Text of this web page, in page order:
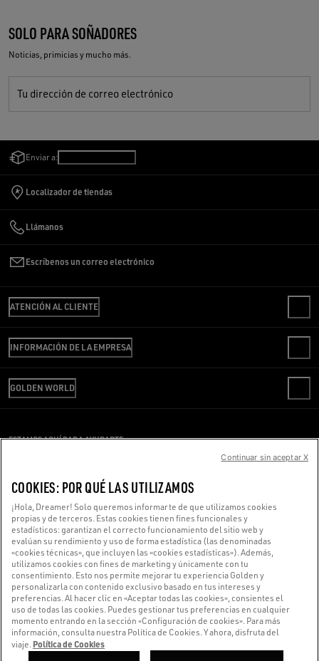
SOLO PARA SOÑADORES
Noticias, primicias y mucho más.
Tu dirección de correo electrónico
Enviar a:
Localizador de tiendas
Llámanos
Escríbenos un correo electrónico
ATENCIÓN AL CLIENTE
PREGUNTAS FRECUENTES
REVISA TU PEDIDO
ENVÍO
DEVOLUCIONES
GUÍA DE TALLAS
INFORMACIÓN DE LA EMPRESA
CÓDIGO ÉTICO
SOSTENIBILIDAD
OFICINA DE PRENSA
GOLDEN WORLD
COOKIES
CONFIGURACIÓN DE COOKIES
ESTAMOS AQUÍ PARA AYUDARTE
¿Estás usando un lector de pantalla y estás teniendo problemas?
Ponte en contacto con nosotros
Hecho con ❤ en Venecia.
Golden Goose S.p.A. ©2026 - Todos los derechos reservados.Más información
COOKIES: POR QUÉ LAS UTILIZAMOS
¡Hola, Dreamer! Solo queremos informarte de que utilizamos cookies
propias y de terceros. Estas cookies tienen fines funcionales y
estadísticos: garantizan el correcto funcionamiento del sitio web y
evalúan su rendimiento y uso de forma estadística (las denominadas
«cookies técnicas», que incluyen las «cookies estadísticas»). Además,
utilizamos cookies con fines de marketing y únicamente con tu
consentimiento. Esto nos permite mejorar tu experiencia Golden y
personalizarla con contenido exclusivo basado en tus intereses y
preferencias. Al hacer clic en «Aceptar todas las cookies», consientes el
uso de todas las cookies. Puedes gestionar tus preferencias en cualquier
momento entrando en la sección «Configuración de cookies». Para más
información, consulta nuestra Política de Cookies. Y ahora, disfruta del
viaje. Política de Cookies
Continuar sin aceptar X